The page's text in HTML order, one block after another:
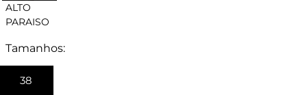
ALTO
PARAISO
Tamanhos:
38